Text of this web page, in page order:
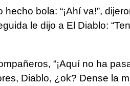
bola: “¡Ahí va!”,
le dijo a El Diablo:
“¡Aquí no ha
Diablo, ¿ok? Dense la